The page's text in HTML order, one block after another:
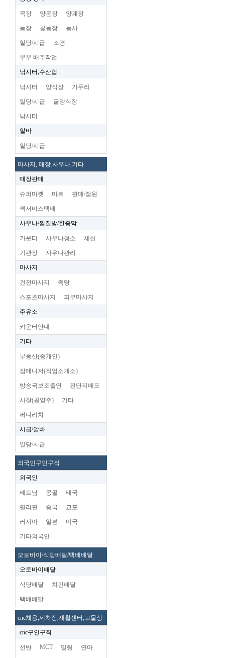
목장 양돈장 양계장
농장 꽃농장 농사
일당/시급 조경
무우 배추작업
낚시터,수산업
낚시터 양식장 가두리
일당/시급 굴양식장
낚시터
알바
일당/시급
마사지, 매장.사우나,기타
매장판매
슈퍼마켓 마트 판매/점원
퀵서비스택배
사우나/찜질방/한증막
카운터 사우나청소 세신
기관장 사우나관리
마사지
건전마사지 족탕
스포츠마사지 피부마사지
주유소
카운터안내
기타
부동산(중개인)
잡메니저(직업소개소)
방송국보조출연 전단지배포
사찰(공양주) 기타
써니리치
시급/알바
일당/시급
외국인구인구직
외국인
베트남 몽골 태국
필리핀 중국 교포
러시아 일본 미국
기타외국인
오토바이/식당배달/택배배달
오토바이배달
식당배달 치킨배달
택배배달
cnc체용,세차장,재활센터,고물상
cnc구인구직
선반 MCT 밀링 연마